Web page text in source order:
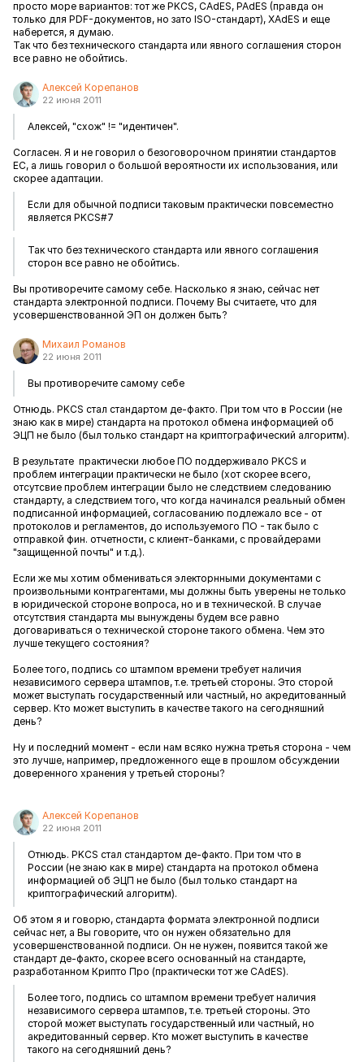
просто море вариантов: тот же PKCS, CAdES, PAdES (правда он
только для PDF-документов, но зато ISO-стандарт), XAdES и еще
наберется, я думаю.
Так что без технического стандарта или явного соглашения сторон
все равно не обойтись.
Алексей Корепанов
22 июня 2011
Алексей, "схож" != "идентичен".
Согласен. Я и не говорил о безоговорочном принятии стандартов
ЕС, а лишь говорил о большой вероятности их использования, или
скорее адаптации.
Если для обычной подписи таковым практически повсеместно
является PKCS#7
Так что без технического стандарта или явного соглашения
сторон все равно не обойтись.
Вы противоречите самому себе. Насколько я знаю, сейчас нет
стандарта электронной подписи. Почему Вы считаете, что для
усовершенствованной ЭП он должен быть?
Михаил Романов
22 июня 2011
Вы противоречите самому себе
Отнюдь. PKCS стал стандартом де-факто. При том что в России (не
знаю как в мире) стандарта на протокол обмена информацией об
ЭЦП не было (был только стандарт на криптографический алгоритм).
В результате практически любое ПО поддерживало PKCS и
проблем интеграции практически не было (хот скорее всего,
отсутсвие проблем интеграции было не следствием следованию
стандарту, а следствием того, что когда начинался реальный обмен
подписанной информацией, согласованию подлежало все - от
протоколов и регламентов, до используемого ПО - так было с
отправкой фин. отчетности, с клиент-банками, с провайдерами
"защищенной почты" и т.д.).
Если же мы хотим обмениваться электорнными документами с
произвольными контрагентами, мы должны быть уверены не только
в юридической стороне вопроса, но и в технической. В случае
отсутствия стандарта мы вынуждены будем все равно
договариваться о технической стороне такого обмена. Чем это
лучше текущего состояния?
Более того, подпись со штампом времени требует наличия
независимого сервера штампов, т.е. третьей стороны. Это сторой
может выступать государственный или частный, но акредитованный
сервер. Кто может выступить в качестве такого на сегодняшний
день?
Ну и последний момент - если нам всяко нужна третья сторона - чем
это лучше, например, предложенного еще в прошлом обсуждении
доверенного хранения у третьей стороны?
Алексей Корепанов
22 июня 2011
Отнюдь. PKCS стал стандартом де-факто. При том что в
России (не знаю как в мире) стандарта на протокол обмена
информацией об ЭЦП не было (был только стандарт на
криптографический алгоритм).
Об этом я и говорю, стандарта формата электронной подписи
сейчас нет, а Вы говорите, что он нужен обязательно для
усовершенствованной подписи. Он не нужен, появится такой же
стандарт де-факто, скорее всего основанный на стандарте,
разработанном Крипто Про (практически тот же CAdES).
Более того, подпись со штампом времени требует наличия
независимого сервера штампов, т.е. третьей стороны. Это
сторой может выступать государственный или частный, но
акредитованный сервер. Кто может выступить в качестве
такого на сегодняшний день?